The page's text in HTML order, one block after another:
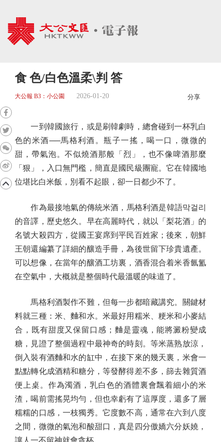
食 色/白色溫柔\判 答
大公報 B3：小公園 2026-01-20 分享
一到韓國旅行，或是刷韓劇時，總會碰到一杯乳白
色的米酒──馬格利酒。瓶子一搖，喝一口，微微的
甜，帶氣泡。不似燒酒那般「烈」，也不像啤酒那麼
「狠」，入口無門檻，簡直是國民級團寵。它在韓國地
位堪比白米飯，別看不起眼，卻一日都少不了。
作為最接地氣的傳統米酒，馬格利酒是韓語막걸리
的音譯，歷史悠久。早在高麗時代，就以「梨花酒」的
名號大殺四方，從國王宴席到平民百姓家；後來，朝鮮
王朝還編纂了詳細的釀造手冊，為後世留下珍貴遺產。
可以想像，在當年的釀酒工坊裏，酒香混合着米香氤氳
在空氣中，大概就是整個時代最溫暖的味道了。
馬格利酒製作不難，但每一步都暗藏講究。關鍵材
料就三種：米、麯和水。米最好用糯米、粳米和小麥結
合，既有甜度又保留口感；麯是靈魂，能將澱粉變成
糖，見證了整個過程中最神奇的時刻。等米蒸熟放涼，
倒入裝有酒麯和水的缸中，在接下來的幾天裏，米會一
點點轉化成酒精和糖分，等發酵得差不多，篩去雜質酒
便上桌。作為濁酒，乳白色的酒體裏會飄着細小的米
渣，喝前需搖晃均勻，但也幸虧有了這厚度，還多了層
糯糯的口感，一枝獨秀。它度數不高，通常在六到八度
之間，微微的氣泡和酸甜口，真是四分傲嬌六分妖嬈，